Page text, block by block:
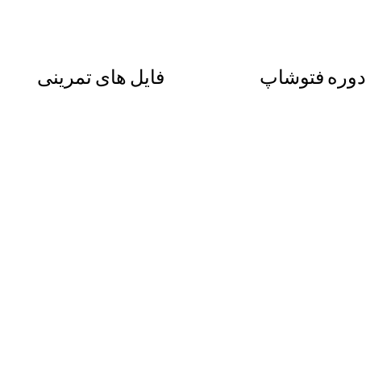
فایل های تمرینی دوره فتوشاپ